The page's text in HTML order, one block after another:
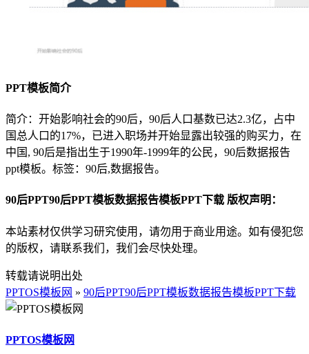
PPT模板简介
简介：开始影响社会的90后，90后人口基数已达2.3亿，占中
国总人口的17%，已进入职场并开始显露出较强的购买力，在
中国, 90后是指出生于1990年-1999年的公民，90后数据报告
ppt模板。标签：90后,数据报告。
90后PPT90后PPT模板数据报告模板PPT下载 版权声明：
本站素材仅供学习研究使用，请勿用于商业用途。如有侵犯您
的版权，请联系我们，我们会尽快处理。
转载请说明出处
PPTOS模板网 » 90后PPT90后PPT模板数据报告模板PPT下载
PPTOS模板网